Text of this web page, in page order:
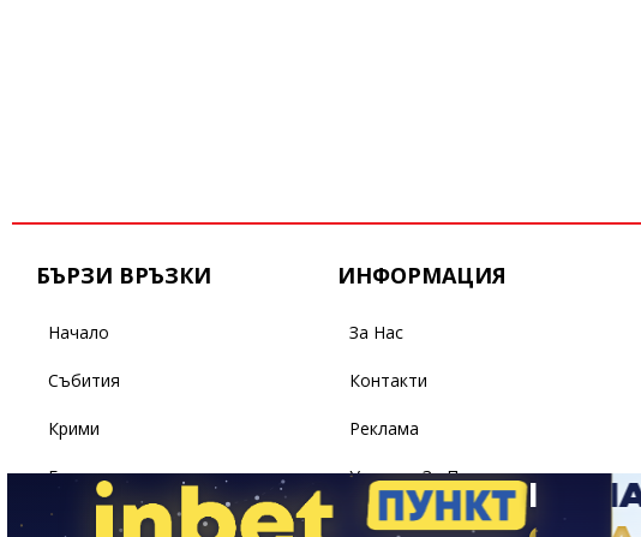
БЪРЗИ ВРЪЗКИ
Начало
Събития
Крими
Бизнес
Политика
ИНФОРМАЦИЯ
За Нас
Контакти
Реклама
Условия За Ползване
Поверителност